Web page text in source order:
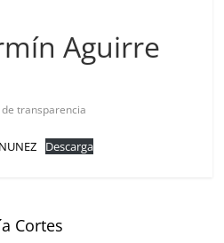
Aguirre
de transparencia
Descarga
Cortes